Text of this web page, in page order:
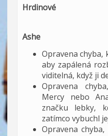
Hrdinové
Ashe
Opravena chyba,
aby zapálená
viditelná, když ji
Opravena
Mercy nebo
značku lebky,
zatímco vybuchl
Opravena